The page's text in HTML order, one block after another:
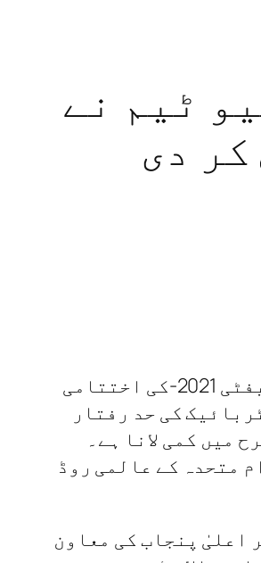
ٹیم نے
دی
لاہورگزشتہ روز پنجاب ایمرجنسی سروس اورعالمی ادارہ صحت کے باہمی تعاون سے عالمی ہفتہ روڈ سیفٹی 2021-کی اختتامی
کی حد رفتار
میں کمی لانا ہے۔
متحدہ کے عالمی روڈ
اعلیٰ پنجاب کی معاون